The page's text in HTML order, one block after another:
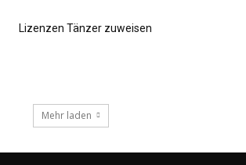
Lizenzen Tänzer zuweisen
Mehr laden